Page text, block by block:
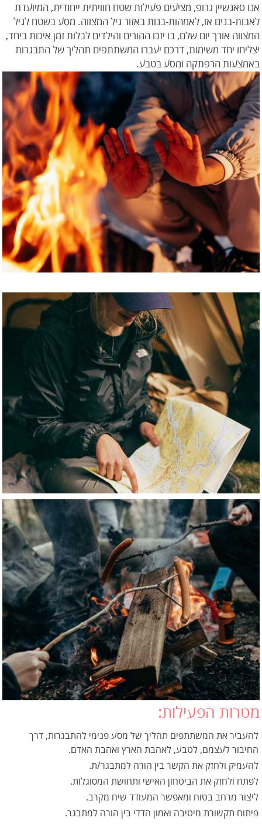
אנו סאנשיין גרופ, מציעים פעילות שטח חוויתית ייחודית, המיועדת
לאבות-בנים או, לאמהות-בנות באזור גיל המצווה. מסע בשטח לגיל
המצווה אורך יום שלם, בו יזכו ההורים והילדים לבלות זמן איכות ביחד,
יצליחו יחד משימות, דרכם יעברו המשתתפים תהליך של התבגרות
באמצעות הרפתקה ומסע בטבע.
מטרות הפעילות:
להעביר את המשתתפים תהליך של מסע פנימי להתבגרות, דרך
החיבור לעצמם, לטבע, לאהבת הארץ ואהבת האדם.
להעמיק ולחזק את הקשר בין הורה למתבגר/ת.
לפתח ולחזק את הביטחון האישי ותחושת המסוגלות.
ליצור מרחב בטוח ומאפשר המעודד שיח מקרב.
פיתוח תקשורת מיטיבה ואמון הדדי בין הורה למתבגר.